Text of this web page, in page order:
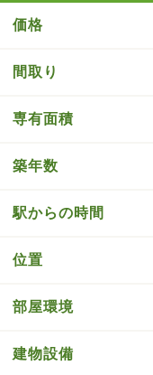
価格
間取り
専有面積
築年数
駅からの時間
位置
部屋環境
建物設備